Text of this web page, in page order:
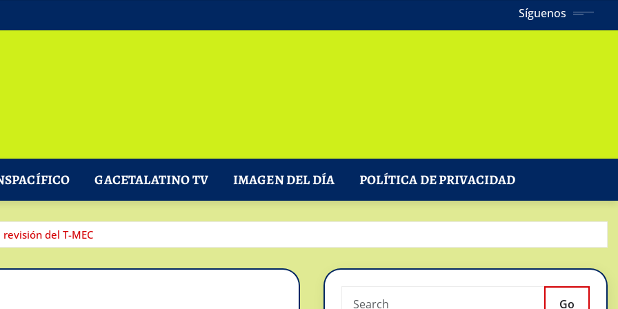
Síguenos
GACETALATINO TV IMAGEN DEL DÍA POLÍTICA DE PRIVACIDAD
del T-MEC
Go